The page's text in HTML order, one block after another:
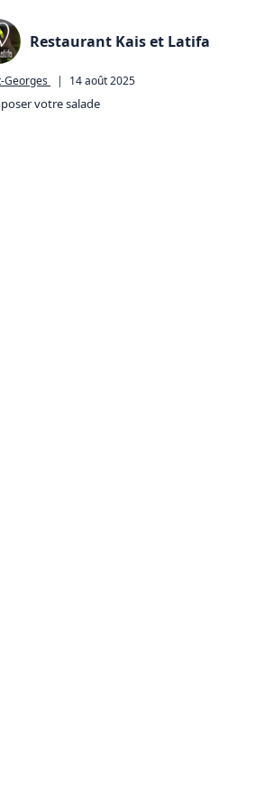
Restaurant Kais et Latifa
Georges | 14 août 2025
votre salade